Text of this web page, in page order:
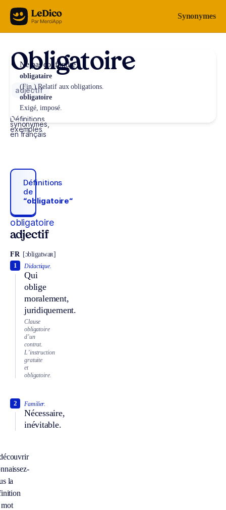
Aller au contenu Synonymes
Obligatoire
adjectif
Définitions,
synonymes,
exemples
en français
Définitions
de
“obligatoire“
obligatoire
adjectif
FR [ɔbligatwaʀ]
Didactique.
Qui
oblige
moralement,
juridiquement.
1
Clause
obligatoire
d’un
contrat.
L’instruction
gratuite
et
obligatoire.
Familier.
Nécessaire,
inévitable.
2
la
Ne pas confondre
obligataire
(Fin.) Relatif aux obligations.
obligatoire
Exigé, imposé.